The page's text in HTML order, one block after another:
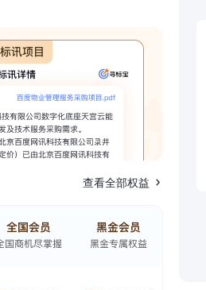
查看全部权益